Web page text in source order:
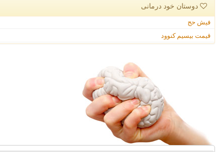
دوستان خود درمانی
فیش حج
قیمت بیسیم کنوود